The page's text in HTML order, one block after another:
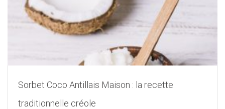
Sorbet Coco Antillais Maison : la recette
traditionnelle créole